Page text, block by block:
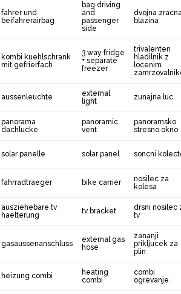
fahrer und
beifahrerairbag
bag driving
and
passenger
side
dvojna
blazina
kombi kuehlschrank
mit gefrierfach
3 way fridge
+ separate
freezer
trivalenten
hladilnik z
locenim
aussenleuchte
external
light
zunajna luc
panorama
dachlucke
panoramic
vent
panoramsko
stresno okno
solar panelle solar panel soncni
fahrradtraeger bike carrier
nosilec za
kolesa
ausziehebare tv
haelterung
tv bracket
drsni nosilec
tv
gasaussenanschluss
external gas
hose
zananji
prikljucek za
plin
heizung combi
heating
combi
combi
ogrevanje